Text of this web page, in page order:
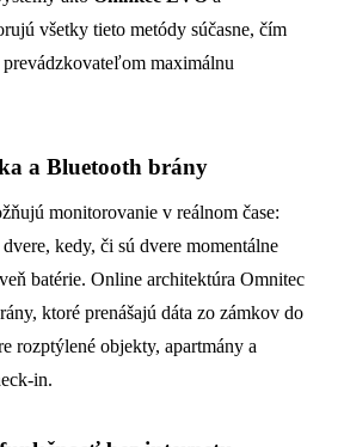
všetky tieto metódy súčasne, čím
maximálnu
a Bluetooth brány
monitorovanie v reálnom čase:
kedy, či sú dvere momentálne
batérie. Online architektúra Omnitec
ktoré prenášajú dáta zo zámkov do
rozptýlené objekty, apartmány a
in.